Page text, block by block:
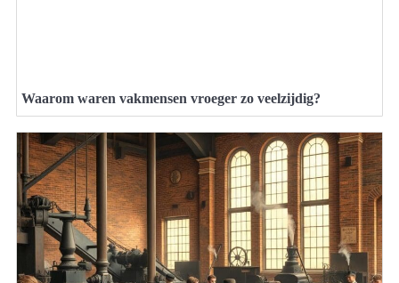
Waarom waren vakmensen vroeger zo veelzijdig?